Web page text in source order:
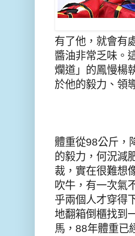
有了他，就會有
醬油非常乏味。
爛道」的鳳慢楊
於他的毅力、領
體重從98公斤，
的毅力，何況減
裁，實在很難想
吹牛，有一次氣
乎兩個人才穿得
地翻箱倒櫃找到
馬， 88年體重已